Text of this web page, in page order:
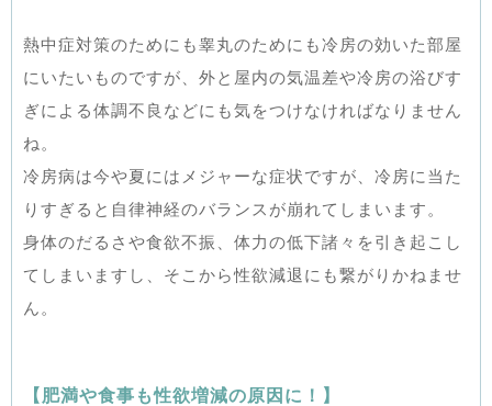
熱中症対策のためにも睾丸のためにも冷房の効いた部屋
にいたいものですが、外と屋内の気温差や冷房の浴びす
ぎによる体調不良などにも気をつけなければなりません
ね。
冷房病は今や夏にはメジャーな症状ですが、冷房に当た
りすぎると自律神経のバランスが崩れてしまいます。
身体のだるさや食欲不振、体力の低下諸々を引き起こし
てしまいますし、そこから性欲減退にも繋がりかねませ
ん。
【肥満や食事も性欲増減の原因に！】